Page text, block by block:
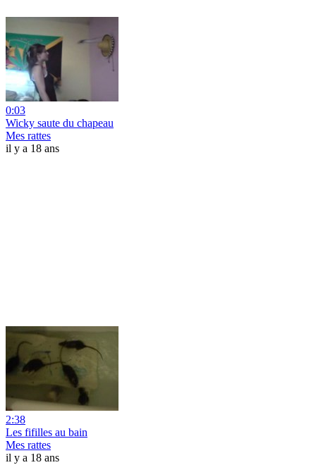
0:03
Wicky saute du chapeau
Mes rattes
il y a 18 ans
2:38
Les fifilles au bain
Mes rattes
il y a 18 ans